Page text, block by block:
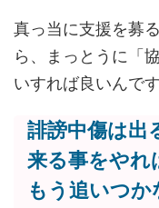
真っ当に支援を募
ら、まっとうに「
いすれば良いんです
誹謗中傷は出
来る事をやれ
もう追いつ